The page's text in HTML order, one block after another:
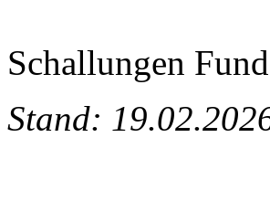
Schallungen
Stand: